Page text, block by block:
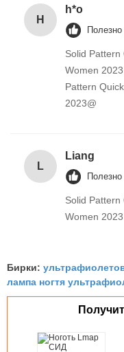
H
h*o
Полезно
Solid
Women
Pattern
2023@
L
Liang
Полезно
Solid
Women
Бирки:
лампа ногтя